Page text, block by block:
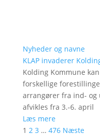
Nyheder og navne
KLAP invaderer
Kolding Kommune
forskellige
arrangører fra ind- og
afvikles fra 3.-6. april
Læs mere
1 2 3 … 476 Næste